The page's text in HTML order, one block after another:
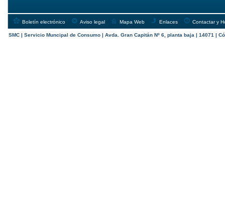
Boletín electrónico Aviso legal Mapa Web Enlaces Contactar y
SMC | Servicio Muncipal de Consumo | Avda. Gran Capitán Nº 6, planta baja | 14071 |